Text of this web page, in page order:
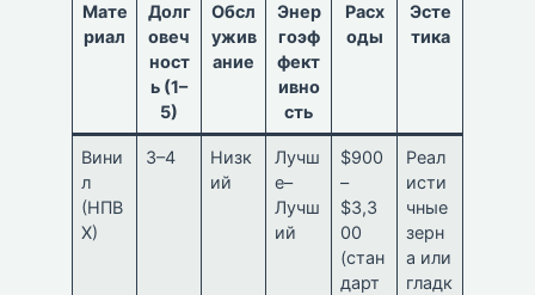
Мате
риал
Долг
овеч
ност
ь (1–
5)
Обсл
ужив
ание
Энер
гоэф
фект
ивно
сть
Расх
оды
Эсте
тика
Вини
л
(НПВ
Х)
3–4
Низк
ий
Лучш
е–
Лучш
ий
$900
–
$3,3
00
(стан
дарт
Реал
исти
чные
зерн
а или
гладк